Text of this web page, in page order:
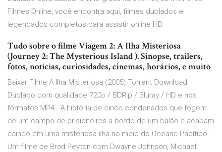
Filmes Online, você encontra aqui, filmes dublados e
legendados completos para assistir online HD.
Tudo sobre o filme Viagem 2: A Ilha Misteriosa
(Journey 2: The Mysterious Island ). Sinopse, trailers,
fotos, notícias, curiosidades, cinemas, horários, e muito
Baixar Filme A Ilha Misteriosa (2005) Torrent Download
Dublado com qualidade 720p / BDRip / Bluray / HD e nos
formatos MP4 - A história de cinco condenados que fogem
de um campo de prisioneiros a bordo de um balão e acabam
caindo em uma misteriosa ilha no meio do Oceano Pacífico.
Um filme de Brad Peyton com Dwayne Johnson, Michael